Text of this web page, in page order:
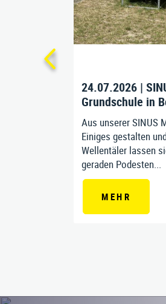
24.07.2026 |
Grundschule in
Aus unserer SINUS
Einiges gestalten
Wellentäler lassen
geraden Podesten...
MEHR